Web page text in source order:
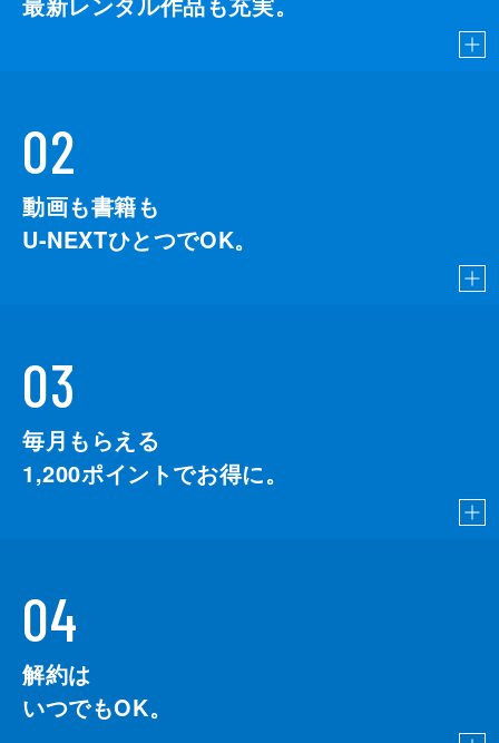
02
動画も書籍も
U-NEXTひとつでOK。
03
毎月もらえる
1,200ポイントでお得に。
04
解約は
いつでもOK。